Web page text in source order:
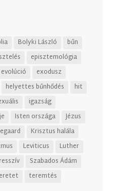
Bolyki László
bűn
episztemológia
evolúció
exodusz
helyettes bűnhődés
hit
igazság
Isten országa
Jézus
Krisztus halála
Leviticus
Luther
Szabados Ádám
teremtés